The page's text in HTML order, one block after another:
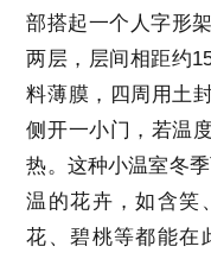
部搭起一个人字形
两层，层间相距约
料薄膜，四周用土
侧开一小门，若温
热。这种小温室冬
温的花卉，如含笑
花、碧桃等都能在